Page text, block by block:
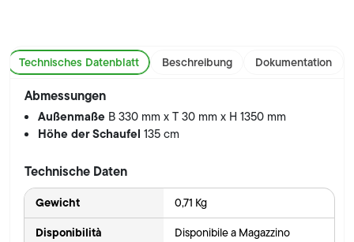
Technisches Datenblatt Beschreibung Dokumentation
Abmessungen
Außenmaße B 330 mm x T 30 mm x H 1350 mm
Höhe der Schaufel135 cm
Technische Daten
Gewicht 0,71 Kg
Disponibilità Disponibile a Magazzino